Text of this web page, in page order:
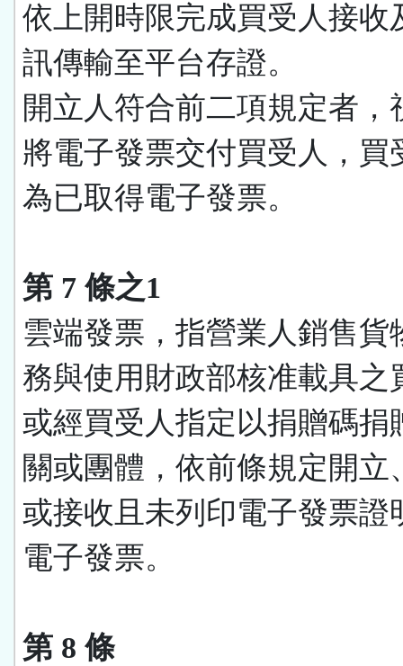
依上開時限完成買受人接收
訊傳輸至平台存證。
開立人符合前二項規定者，
將電子發票交付買受人，買
為已取得電子發票。
第 7 條之1
雲端發票，指營業人銷售貨
務與使用財政部核准載具之
或經買受人指定以捐贈碼捐
關或團體，依前條規定開立
或接收且未列印電子發票證
電子發票。
第 8 條